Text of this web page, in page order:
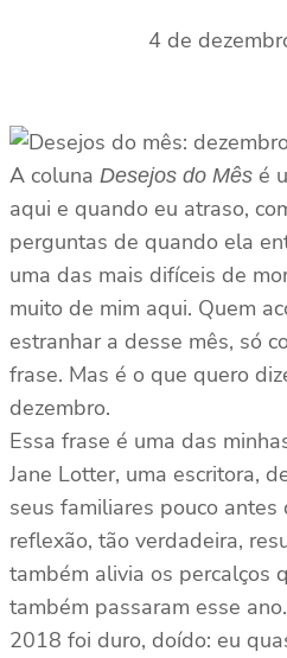
4 de
A coluna Desejos do Mês é
aqui e quando eu atraso,
perguntas de quando ela
uma das mais difíceis de
muito de mim aqui. Quem
estranhar a desse mês, só
frase. Mas é o que quero
dezembro.
Essa frase é uma das
Jane Lotter, uma escritora,
seus familiares pouco antes
reflexão, tão verdadeira,
também alivia os percalços
também passaram esse ano.
2018 foi duro, doído: eu